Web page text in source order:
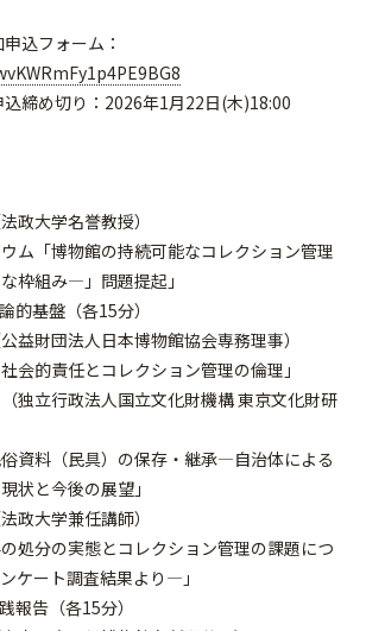
ーム：
：2026年1月22日(木)18:00
学名誉教授）
博物館の持続可能なコレクション管理
枠組み―」問題提起」
基盤（各15分）
団法人日本博物館協会専務理事）
責任とコレクション管理の倫理」
行政法人国立文化財機構 東京文化財研
（民具）の保存・継承―自治体による
状と今後の展望」
学兼任講師）
の実態とコレクション管理の課題につ
ケート調査結果より―」
告（各15分）